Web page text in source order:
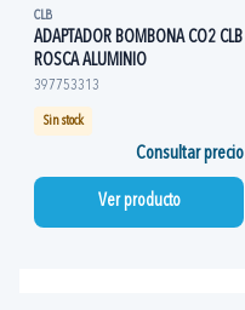
CLB
ADAPTADOR BOMBONA CO2 CLB
ROSCA ALUMINIO
397753313
Sin stock
Consultar precio
Ver producto